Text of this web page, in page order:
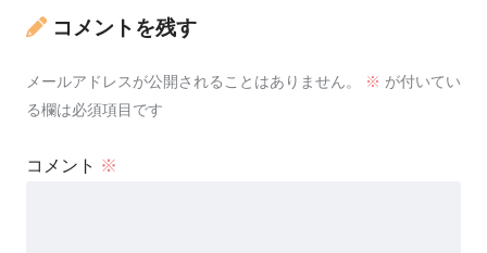
コメントを残す
メールアドレスが公開されることはありません。 ※ が付いてい
る欄は必須項目です
コメント ※